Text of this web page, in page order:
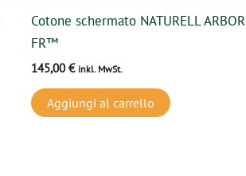
Cotone schermato NATURELL ARBOR
FR™
145,00€ inkl. MwSt.
Aggiungi al carrello